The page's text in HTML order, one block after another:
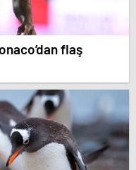
flaş